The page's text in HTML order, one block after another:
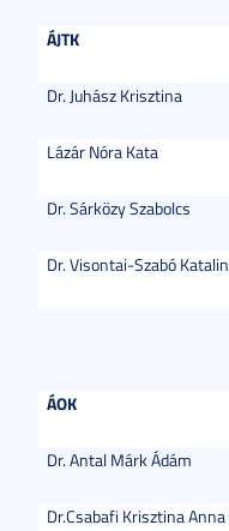
ÁJTK
Dr. Juhász Krisztina
Lázár Nóra Kata
Dr. Sárközy Szabolcs
Dr. Visontai-Szabó Katalin
ÁOK
Dr. Antal Márk Ádám
Dr.Csabafi Krisztina Anna